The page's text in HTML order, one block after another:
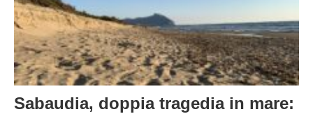
Sabaudia, doppia tragedia in mare: